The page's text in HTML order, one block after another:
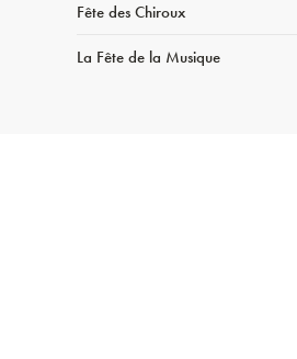
Fête des Chiroux
La Fête de la Musique